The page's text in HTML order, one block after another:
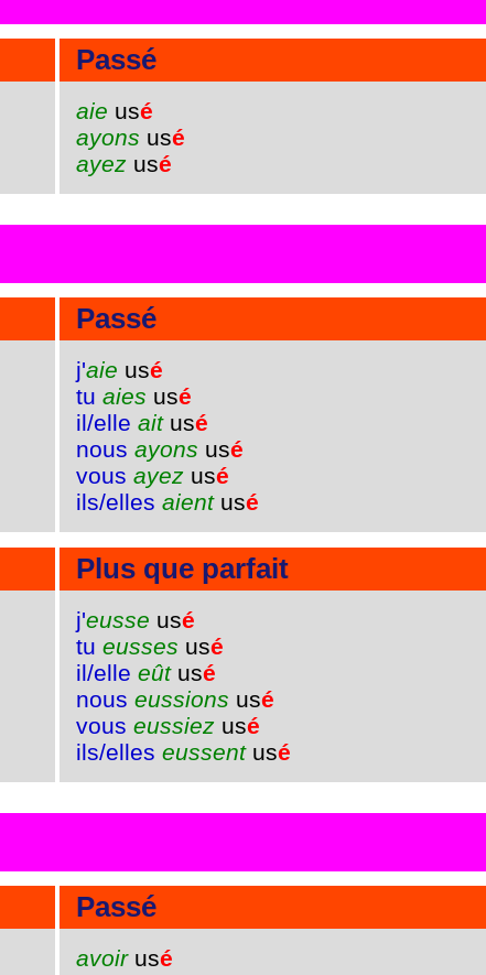
Passé
aie usé
ayons usé
ayez usé
Passé
j'aie usé
tu aies usé
il/elle aitusé
nous ayons usé
vous ayez usé
ils/elles aientusé
Plus que parfait
j'eusse usé
tu eusses usé
il/elle eûtusé
nous eussions usé
vous eussiez usé
ils/elles eussentusé
Passé
avoirusé